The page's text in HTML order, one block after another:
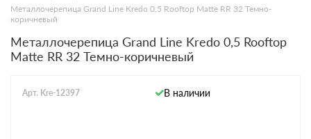
ответы
Металлочерепица Grand Line Kredo 0,5 Rooftop Matte RR 32 Темно-
коричневый
Металлочерепица Grand Line Kredo 0,5 Rooftop
Matte RR 32 Темно-коричневый
Арт. Kre-12397 В наличии